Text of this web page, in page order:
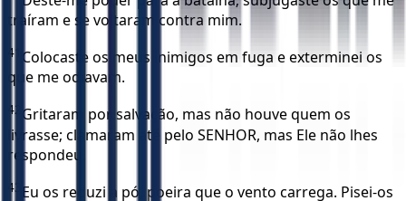
traíram e se voltaram contra mim.
41 Colocaste os meus inimigos em fuga e exterminei os
que me odiavam.
42 Gritaram por salvação, mas não houve quem os
livrasse; clamaram até pelo SENHOR, mas Ele não lhes
respondeu.
43 Eu os reduzi a pó, poeira que o vento carrega. Pisei-os